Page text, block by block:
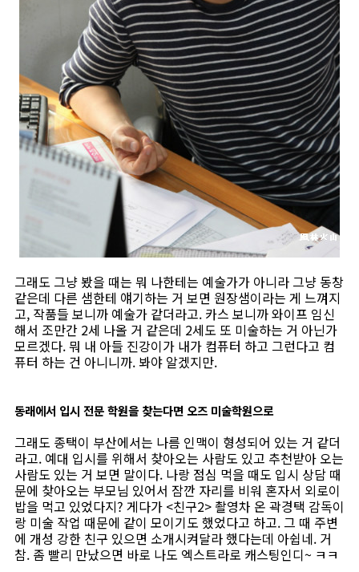
그래도 그냥 봤을 때는 뭐 나한테는 예술가가 아니라 그냥 동창
같은데 다른 샘한테 얘기하는 거 보면 원장샘이라는 게 느껴지
고, 작품들 보니까 예술가 같더라고. 카스 보니까 와이프 임신
해서 조만간 2세 나올 거 같은데 2세도 또 미술하는 거 아닌가
모르겠다. 뭐 내 아들 진강이가 내가 컴퓨터 하고 그런다고 컴
퓨터 하는 건 아니니까. 봐야 알겠지만.
동래에서 입시 전문 학원을 찾는다면 오즈 미술학원으로
그래도 종택이 부산에서는 나름 인맥이 형성되어 있는 거 같더
라고. 예대 입시를 위해서 찾아오는 사람도 있고 추천받아 오는
사람도 있는 거 보면 말이다. 나랑 점심 먹을 때도 입시 상담 때
문에 찾아오는 부모님 있어서 잠깐 자리를 비워 혼자서 외로이
밥을 먹고 있었다지? 게다가 <친구2> 촬영차 온 곽경택 감독이
랑 미술 작업 때문에 같이 모이기도 했었다고 하고. 그 때 주변
에 개성 강한 친구 있으면 소개시켜달라 했다는데 아쉽네. 거
참. 좀 빨리 만났으면 바로 나도 엑스트라로 캐스팅인디~ ㅋㅋ